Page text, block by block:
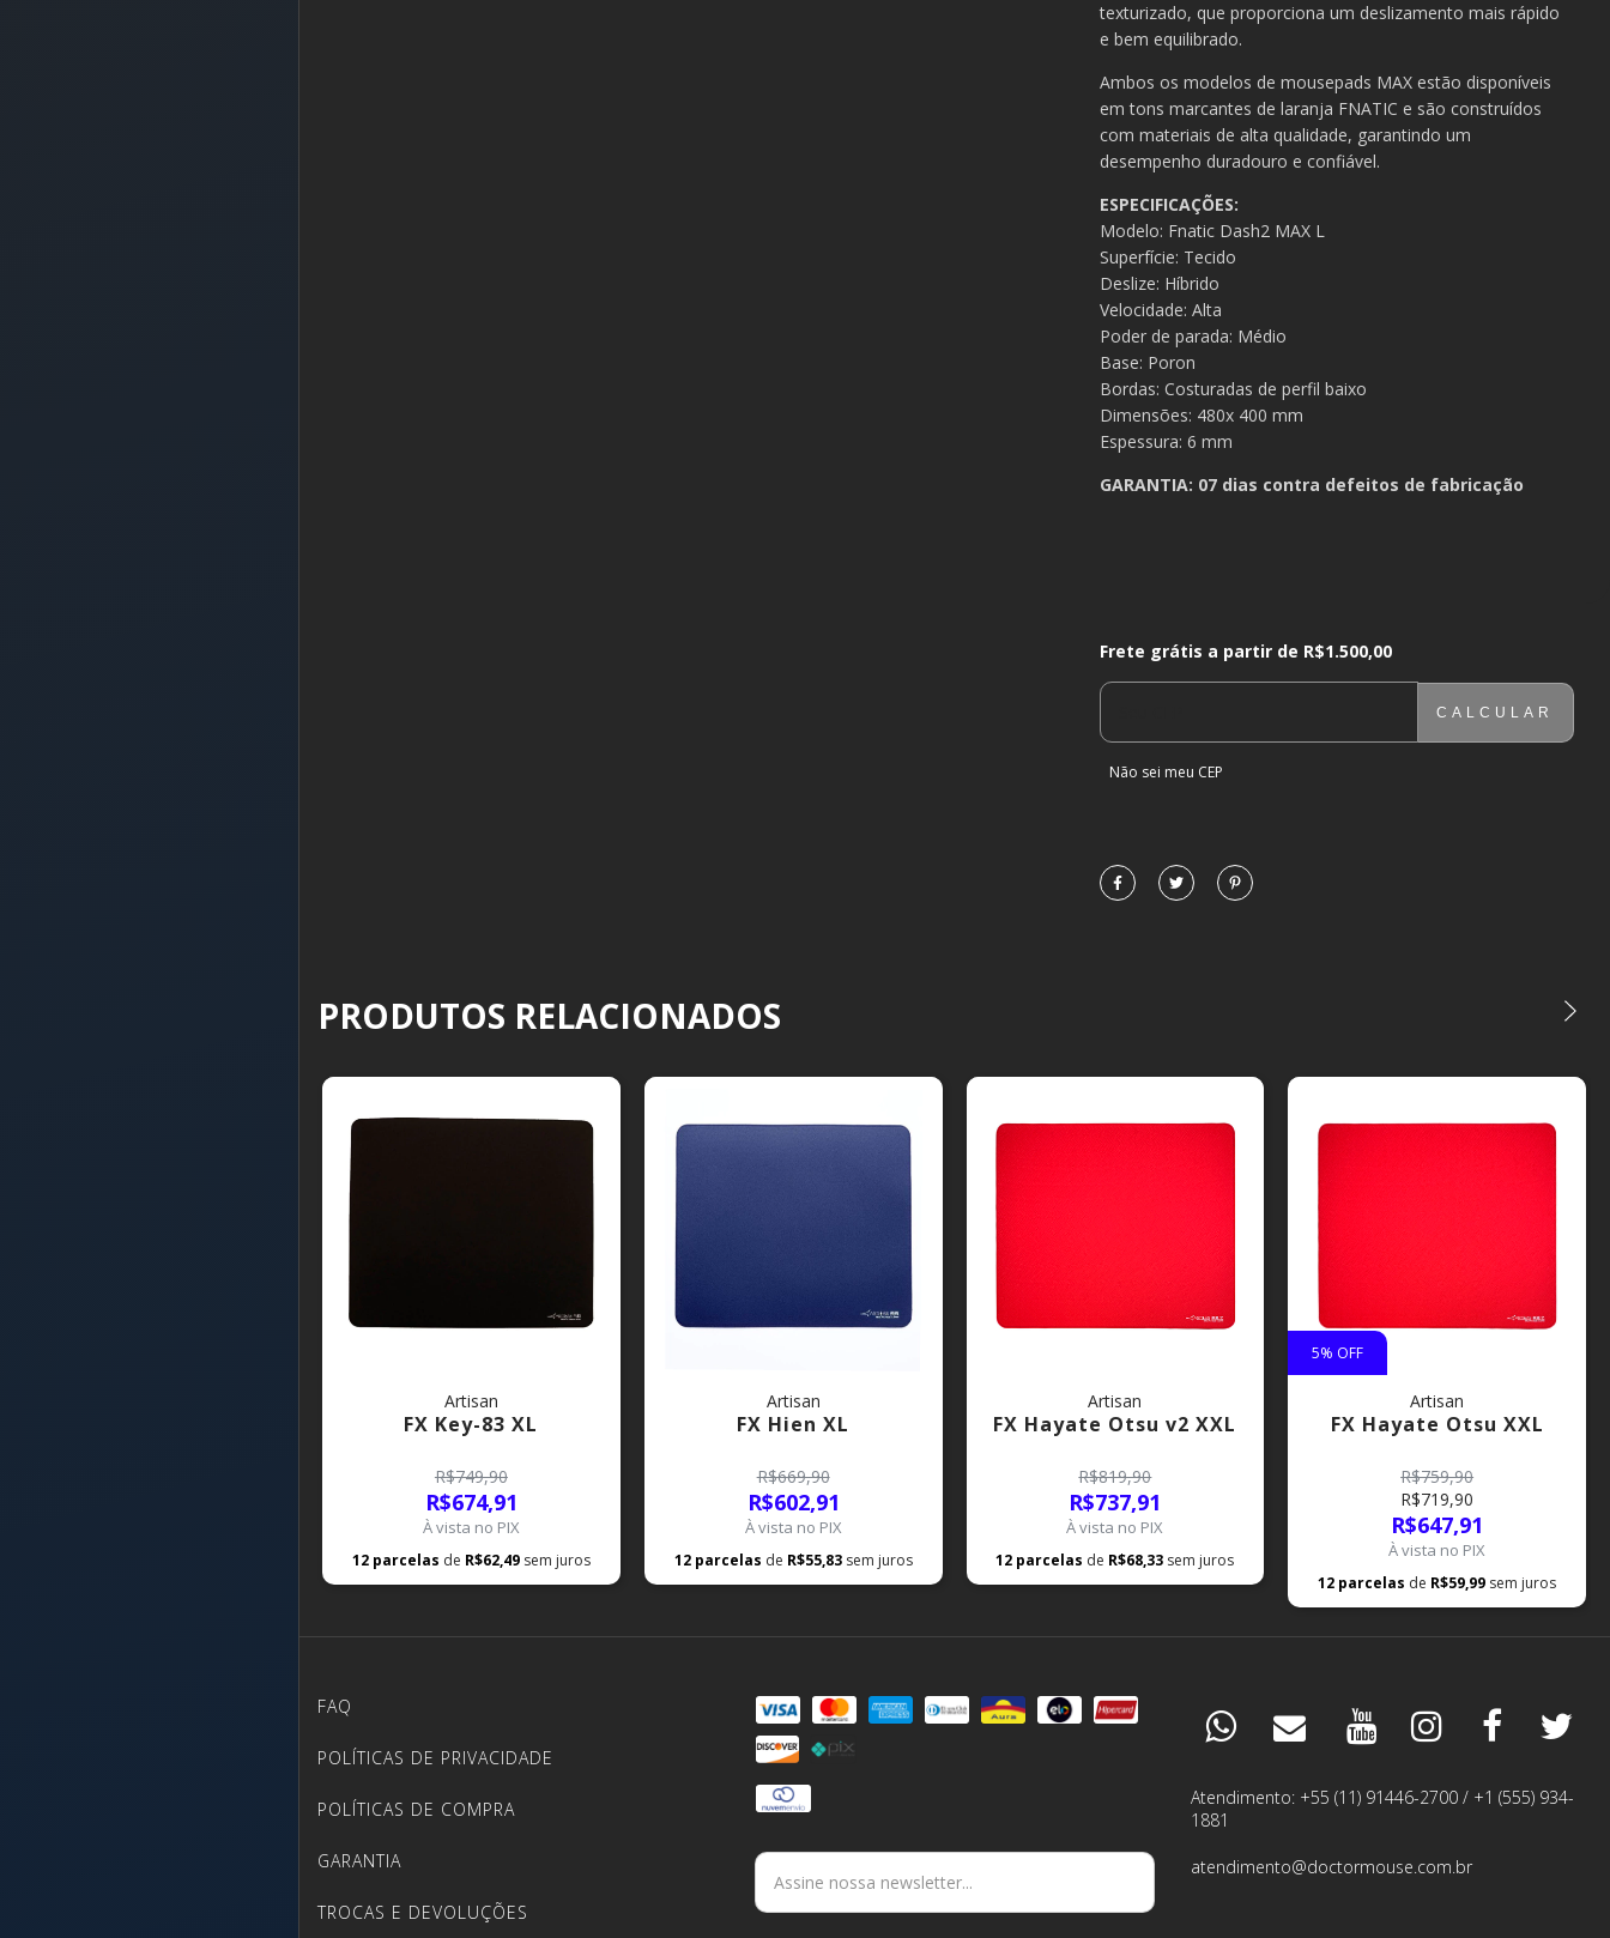
texturizado, que proporciona um deslizamento mais rápido
e bem equilibrado.
Ambos os modelos de mousepads MAX estão disponíveis
em tons marcantes de laranja FNATIC e são construídos
com materiais de alta qualidade, garantindo um
desempenho duradouro e confiável.
ESPECIFICAÇÕES:
Modelo: Fnatic Dash2 MAX L
Superfície: Tecido
Deslize: Híbrido
Velocidade: Alta
Poder de parada: Médio
Base: Poron
Bordas: Costuradas de perfil baixo
Dimensões: 480x 400 mm
Espessura: 6 mm
GARANTIA: 07 dias contra defeitos de fabricação
Frete grátis a partir deR$1.500,00
ALTERAR CEP
Frete grátis a partir de R$1.500,00
CALCULAR
Não sei meu CEP
PRODUTOS RELACIONADOS
Artisan
FX Key-83 XL
R$749,90
R$674,91
À vista no PIX
12 parcelas de R$62,49 sem juros
Artisan
FX Hien XL
R$669,90
R$602,91
À vista no PIX
12 parcelas de R$55,83 sem juros
Artisan
FX Hayate Otsu v2 XXL
R$819,90
R$737,91
À vista no PIX
12 parcelas de R$68,33 sem juros
5% OFF
Artisan
FX Hayate Otsu XXL
R$759,90
R$719,90
R$647,91
À vista no PIX
12 parcelas de R$59,99 sem juros
FAQ
POLÍTICAS DE PRIVACIDADE
POLÍTICAS DE COMPRA
GARANTIA
TROCAS E DEVOLUÇÕES
Atendimento: +55 (11) 91446-2700 / +1 (555) 934-
1881
atendimento@doctormouse.com.br